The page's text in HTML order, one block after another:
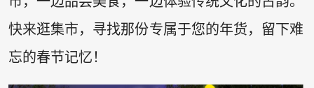
快来逛集市，寻找那份专属于您的年货，留下难
忘的春节记忆！